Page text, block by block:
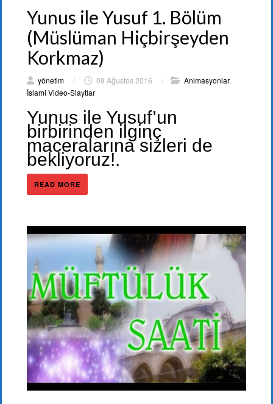
Yunus ile Yusuf 1. Bölüm
(Müslüman Hiçbirşeyden
Korkmaz)
yönetim / 09 Ağustos 2016 / Animasyonlar,
İslami Video-Slaytlar
Yunus ile Yusuf’un
birbirinden ilginç
maceralarına sizleri de
bekliyoruz!.
READ MORE